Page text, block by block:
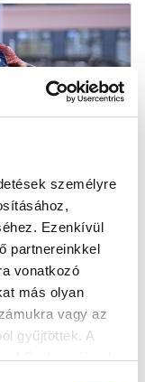
személyre
Ezenkívül
partnereinkkel
vonatkozó
más olyan
vagy az
gyűjtöttek. A
Ön hozzájárul a
- PMFC 1-0